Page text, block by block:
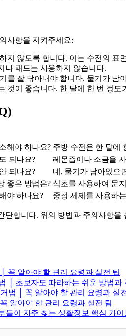
사항을 지켜주세요:
지 않도록 합니다. 이는 수전의 표
나 패드는 사용하지 않습니다.
를 잘 닦아내야 합니다. 물기가 남
것이 좋습니다. 한 달에 한 번 정도
해야 하나요? 주방 수전은 한 달에
되나요?
레몬즙이나 소금을
되나요?
네, 물기가 남아있으
좋은 방법은? 식초를 사용하여 문
야 하나요?
중성 세제를 사용하
단합니다. 위의 방법과 주의사항
꼭 알아야 할 관리 요령과 실전 팁
│ 초보자도 따라하는 쉬운 방법과
법 │ 꼭 알아야 할 관리 요령과 실
알아야 할 관리 요령과 실전 팁
들이 자주 찾는 생활정보 핵심 가이